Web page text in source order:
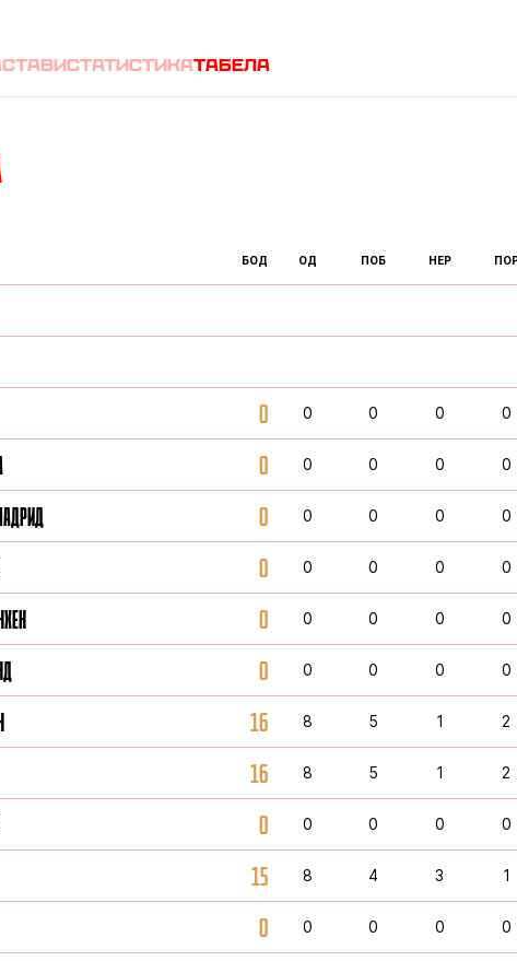
статистикатабела
БОД ОД ПОБ НЕР
0 0 0 0 0
0 0 0 0 0
0 0 0 0 0
0 0 0 0 0
0 0 0 0 0
0 0 0 0 0
16 8 5 1 2
16 8 5 1 2
0 0 0 0 0
15 8 4 3 1
0 0 0 0 0